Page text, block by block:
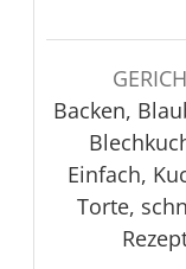
Backen,
Einfach,
Torte,